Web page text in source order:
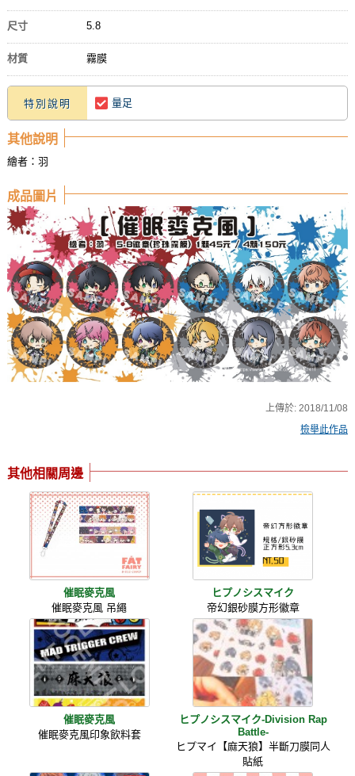
尺寸 5.8
材質 霧膜
特別說明 量足
其他說明
繪者：羽
成品圖片
上傳於:2018/11/08
檢舉此作品
其他相關周邊
催眠麥克風
催眠麥克風 吊繩
ヒプノシスマイク
帝幻銀砂膜方形徽章
催眠麥克風
催眠麥克風印象飲料套
ヒプノシスマイク-Division Rap
Battle-
ヒプマイ【麻天狼】半斷刀膜同人
貼紙